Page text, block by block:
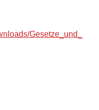
Gesetze_und_